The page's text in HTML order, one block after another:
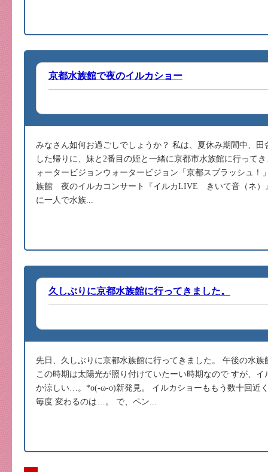
京都水族館で夜のイルカショー
みなさん如何お過ごしでしょうか？ 私は、夏休み期間中、
した帰りに、妹と2番目の姪と一緒に京都市水族館に行って
ォータービジョンウォータービジョン「京都スプラッシュ！
族館 夜のイルカコンサート『イルカLIVE きいて音（ネ
に一人で水族...
久しぶりに京都水族館に行ってきました。
先日、久しぶりに京都水族館に行ってきました。 午後の水
この時期は太陽光が照り付けていたーい時期なので すが、
か涼しい…。*o(-ω-o)新発見。 イルカショーももう数十回近
毎度 変わるのは…。 で、ペン...